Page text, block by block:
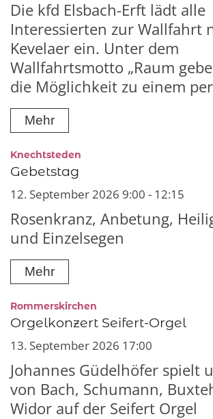
Die kfd Elsbach-Erft lädt alle
Interessierten zur Wallfahrt
Kevelaer ein. Unter dem
Wallfahrtsmotto „Raum
die Möglichkeit zu einem
Mehr
Knechtsteden
Gebetstag
12. September 2026 9:00 - 12:15
Rosenkranz, Anbetung,
und Einzelsegen
Mehr
Rommerskirchen
Orgelkonzert Seifert-Orgel
13. September 2026 17:00
Johannes Güdelhöfer spielt
von Bach, Schumann,
Widor auf der Seifert Orgel